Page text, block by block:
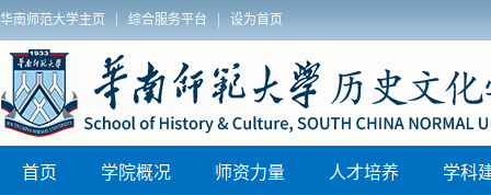
华南师范大学主页 综合服务平台 设为首页
院2025年秋季博士学位论文答辩安排
历史文化学
区)联动教研
首页 学院概况 师资力量 人才培养 学科